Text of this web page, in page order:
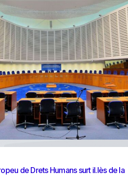
de Drets Humans surt il.lès de la